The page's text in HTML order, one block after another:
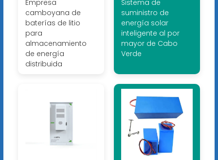
Empresa
camboyana de
baterías de litio
para
almacenamiento
de energía
distribuida
Sistema de
suministro de
energía solar
inteligente al por
mayor de Cabo
Verde